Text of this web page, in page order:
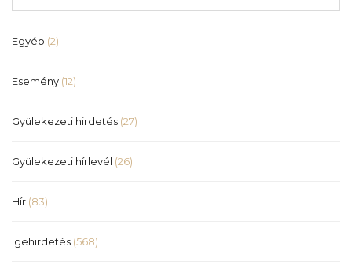
Egyéb (2)
Esemény (12)
Gyülekezeti hirdetés (27)
Gyülekezeti hírlevél (26)
Hír (83)
Igehirdetés (568)